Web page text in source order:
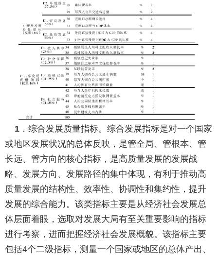
1 ．综合发展质量指标。 综合发展指标是对一个国家
或地区发展状况的总体反映，是管全局、管根本、管
长远、管方向的核心指标，是高质量发展的发展战
略、发展方向、发展路径的集中体现，有利于推动高
质量发展的结构性、效率性、协调性和集约性，提升
发展的综合能力。该类指标主要是从经济社会发展总
体层面着眼，选取对发展大局有至关重要影响的指标
进行考察，进而把握经济社会发展概貌。该指标主要
包括4个二级指标，测量一个国家或地区的总体产出、